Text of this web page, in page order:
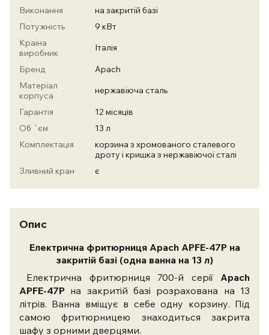
Виконання
на закритій базі
Потужність
9 кВт
Країна
виробник
Італія
Бренд
Apach
Матеріал
корпуса
нержавіюча сталь
Гарантія
12 місяців
Об `єм
13 л
Комплектація
корзина з хромованого сталевого
дроту і кришка з нержавіючої сталі
Зливний кран
є
Опис
Електрична фритюрниця Apach APFE-47P на
закритій базі (одна ванна на 13 л)
Електрична фритюрниця 700-й серії Apach
APFE-47P на закритій базі розрахована на 13
літрів. Ванна вміщує в себе одну корзину. Під
самою фритюрницею знаходиться закрита
шафу з орними дверцями.